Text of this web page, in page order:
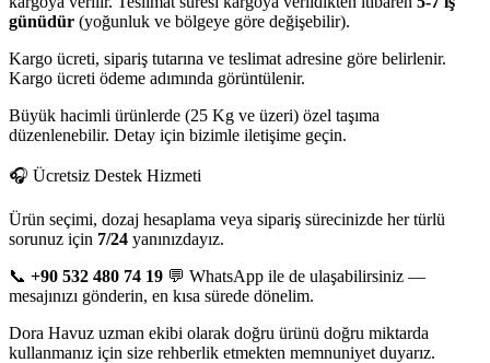
günüdür (yoğunluk ve bölgeye göre değişebilir).
Kargo ücreti, sipariş tutarına ve teslimat adresine göre belirlenir.
Kargo ücreti ödeme adımında görüntülenir.
Büyük hacimli ürünlerde (25 Kg ve üzeri) özel taşıma
düzenlenebilir. Detay için bizimle iletişime geçin.
🎧 Ücretsiz Destek Hizmeti
Ürün seçimi, dozaj hesaplama veya sipariş sürecinizde her türlü
sorunuz için 7/24 yanınızdayız.
📞 +90 532 480 74 19 💬 WhatsApp ile de ulaşabilirsiniz —
mesajınızı gönderin, en kısa sürede dönelim.
Dora Havuz uzman ekibi olarak doğru ürünü doğru miktarda
kullanmanız için size rehberlik etmekten memnuniyet duyarız.